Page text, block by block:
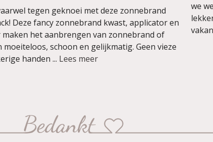
tegen geknoei met deze zonnebrand
Deze fancy zonnebrand kwast, applicator en
het aanbrengen van zonnebrand of
moeiteloos, schoon en gelijkmatig. Geen vieze
handen ... Lees meer
we